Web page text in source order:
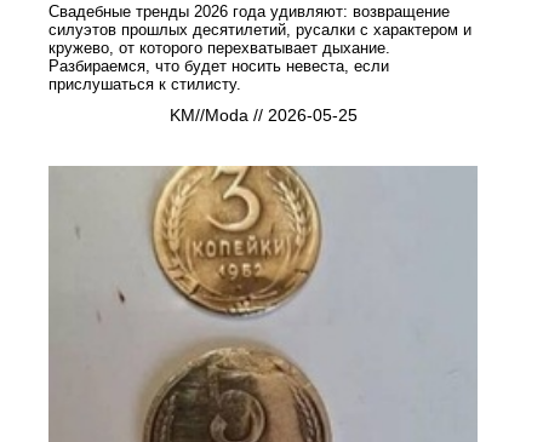
Свадебные тренды 2026 года удивляют: возвращение
силуэтов прошлых десятилетий, русалки с характером и
кружево, от которого перехватывает дыхание.
Разбираемся, что будет носить невеста, если
прислушаться к стилисту.
KM//Moda // 2026-05-25